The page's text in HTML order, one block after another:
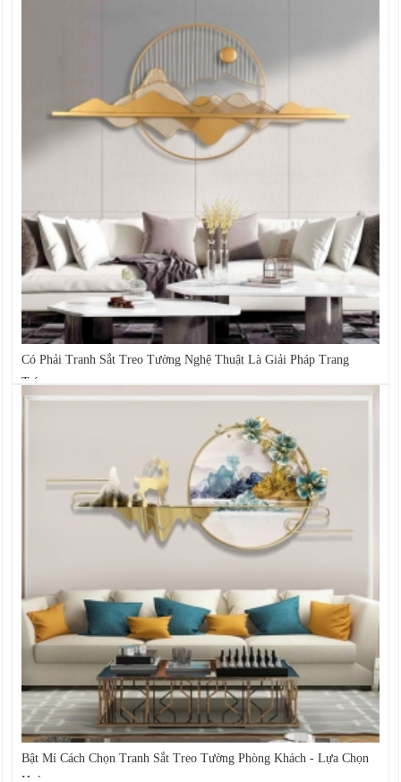
Có Phải Tranh Sắt Treo Tường Nghệ Thuật Là Giải Pháp Trang
Trí...
Bật Mí Cách Chọn Tranh Sắt Treo Tường Phòng Khách - Lựa Chọn